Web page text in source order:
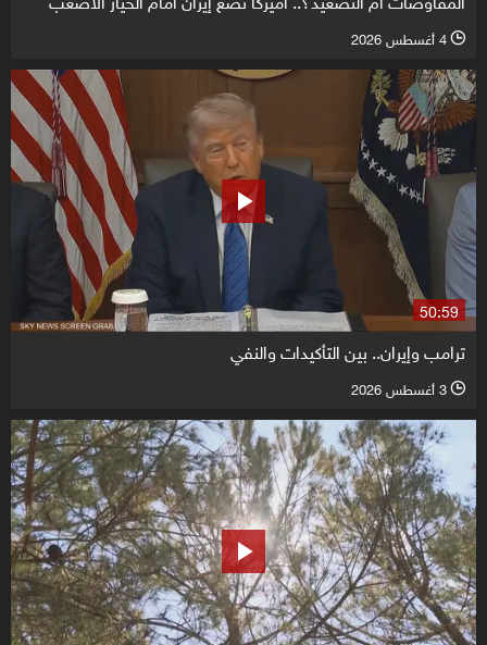
l 4 أغسطس 2026
50:59
ترامب وإيران.. بين التأكيدات والنفي
l 3 أغسطس 2026